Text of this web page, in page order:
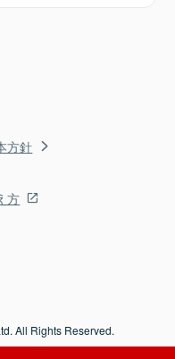
方針
方
All Rights Reserved.